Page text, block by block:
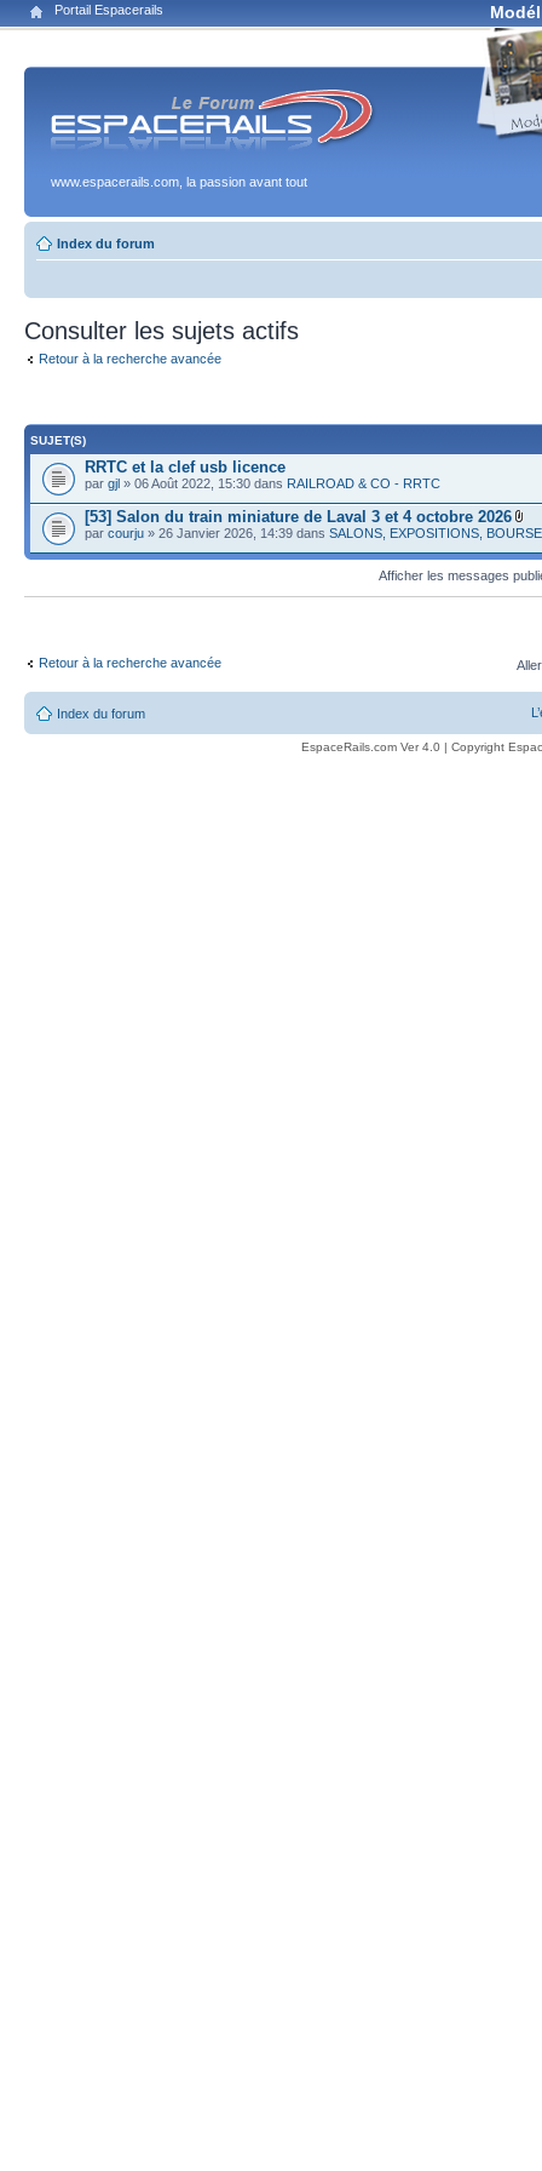
Portail Espacerails
www.espacerails.com, la passion avant tout
Index du forum
Consulter les sujets actifs
Retour à la recherche avancée
SUJET(S)
RRTC et la clef usb licence
par gjl » 06 Août 2022, 15:30 dans RAILROAD & CO - RRTC
[53] Salon du train miniature de Laval 3 et 4 octobre 2026
par courju » 26 Janvier 2026, 14:39 dans SALONS, EXPOSITIONS,
Afficher les messages
Retour à la recherche avancée
Index du forum
EspaceRails.com Ver 4.0 | Copyright